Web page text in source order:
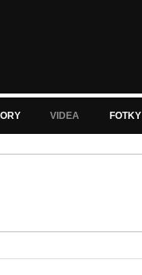
VIDEA FOTKY